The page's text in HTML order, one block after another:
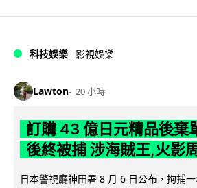
科技娛樂 影視娛樂
Lawton 20 小時
訂購 43 億日元精品後棄
後終被捕 涉海賊王,火影
日本警視廳神田署 8 月 6 日公布，拘捕